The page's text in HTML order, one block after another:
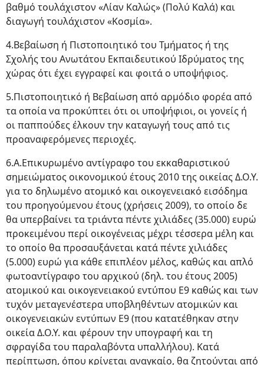
βαθμό τουλάχιστον «Λίαν Καλώς» (Πολύ Καλά) και
διαγωγή τουλάχιστον «Κοσμία».
4.Βεβαίωση ή Πιστοποιητικό του Τμήματος ή της
Σχολής του Ανωτάτου Εκπαιδευτικού Ιδρύματος της
χώρας ότι έχει εγγραφεί και φοιτά ο υποψήφιος.
5.Πιστοποιητικό ή Βεβαίωση από αρμόδιο φορέα από
τα οποία να προκύπτει ότι οι υποψήφιοι, οι γονείς ή
οι παππούδες έλκουν την καταγωγή τους από τις
προαναφερόμενες περιοχές.
6.Α.Επικυρωμένο αντίγραφο του εκκαθαριστικού
σημειώματος οικονομικού έτους 2010 της οικείας Δ.Ο.Υ.
για το δηλωμένο ατομικό και οικογενειακό εισόδημα
του προηγούμενου έτους (χρήσεις 2009), το οποίο δε
θα υπερβαίνει τα τριάντα πέντε χιλιάδες (35.000) ευρώ
προκειμένου περί οικογένειας μέχρι τέσσερα μέλη και
το οποίο θα προσαυξάνεται κατά πέντε χιλιάδες
(5.000) ευρώ για κάθε επιπλέον μέλος, καθώς και απλό
φωτοαντίγραφο του αρχικού (δηλ. του έτους 2005)
ατομικού και οικογενειακού εντύπου Ε9 καθώς και των
τυχόν μεταγενέστερα υποβληθέντων ατομικών και
οικογενειακών εντύπων Ε9 (που κατατέθηκαν στην
οικεία Δ.Ο.Υ. και φέρουν την υπογραφή και τη
σφραγίδα του παραλαβόντα υπαλλήλου). Κατά
περίπτωση, όπου κρίνεται αναγκαίο, θα ζητούνται από